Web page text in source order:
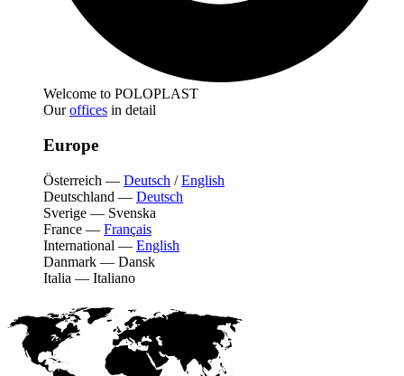
Welcome to POLOPLAST
Ouroffices in detail
Europe
Österreich — Deutsch /English
Deutschland — Deutsch
Sverige — Svenska
France — Français
International — English
Danmark — Dansk
Italia — Italiano